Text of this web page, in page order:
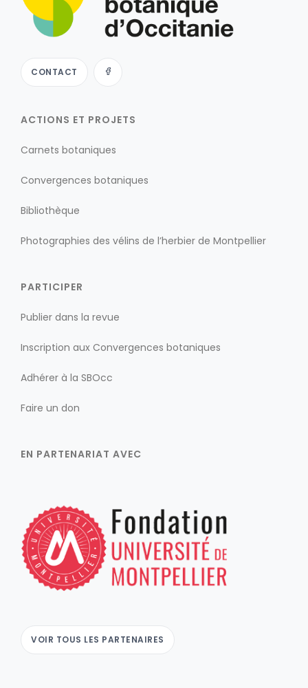
CONTACT
ACTIONS ET PROJETS
Carnets botaniques
Convergences botaniques
Bibliothèque
Photographies des vélins de l’herbier de Montpellier
PARTICIPER
Publier dans la revue
Inscription aux Convergences botaniques
Adhérer à la SBOcc
Faire un don
EN PARTENARIAT AVEC
VOIR TOUS LES PARTENAIRES